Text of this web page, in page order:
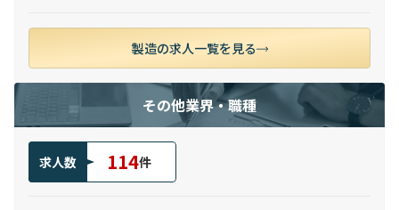
製造の求人一覧を見る
その他業界・職種
求人数 114件